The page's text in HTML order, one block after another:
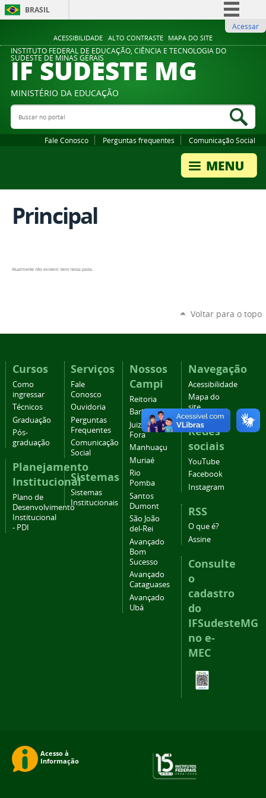
ACESSIBILIDADE ALTO CONTRASTE MAPA DO SITE
BRASIL
Comunica BR
Participe
Legislação
Acessar
INSTITUTO FEDERAL DE EDUCAÇÃO, CIÊNCIA E TECNOLOGIA DO
SUDESTE DE MINAS GERAIS
IF SUDESTE MG
MINISTÉRIO DA EDUCAÇÃO
Buscar no portal
Fale Conosco Perguntas frequentes Comunicação Social
Principal
Atualmente não existem itens nessa pasta.
Voltar para o topo
Cursos
Como
ingressar
Técnicos
Graduação
Pós-
graduação
Planejamento
Institucional
Plano de
Desenvolvimento
Institucional
- PDI
Serviços
Fale
Conosco
Ouvidoria
Perguntas
Frequentes
Comunicação
Social
Sistemas
Sistemas
Institucionais
Nossos
Campi
Reitoria
Barbacena
Juiz de
Fora
Manhuaçu
Muriaé
Rio
Pomba
Santos
Dumont
São João
del-Rei
Avançado
Bom
Sucesso
Avançado
Cataguases
Avançado
Ubá
Navegação
Acessibilidade
Mapa do
site
Redes
sociais
YouTube
Facebook
Instagram
RSS
O que é?
Assine
Consulte
o
cadastro
do
IFSudesteMG
no e-
MEC